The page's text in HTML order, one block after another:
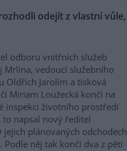
odejít z vlastní vůle,
odboru vnitřních služeb
Mrlina, vedoucí služebního
Oldřich Jarolím a tisková
Miriam Loužecká končí na
inspekci životního prostředí
to napsal nový ředitel
jejich plánovaných odchodech
Podle něj tak končí dva z pěti